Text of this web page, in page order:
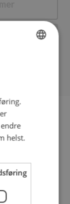
helst.